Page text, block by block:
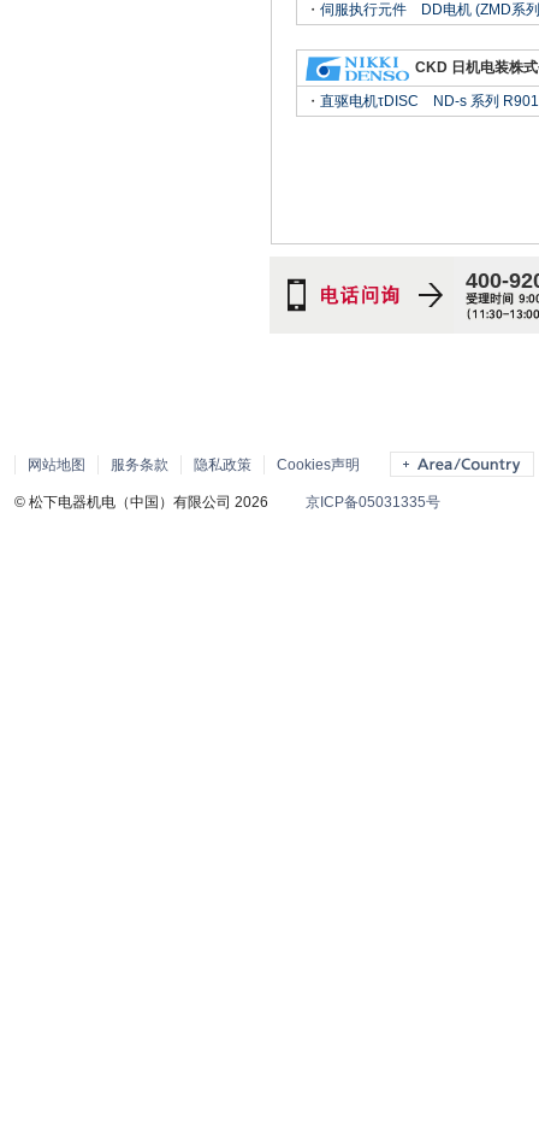
・ 伺服执行元件 DD电机 (ZMD系
CKD 日机电装株
・ 直驱电机τDISC ND-s 系列
400-
网站地图 服务条款 隐私政策 Cookies声明
© 松下电器机电（中国）有限公司 2026 京ICP备05031335号